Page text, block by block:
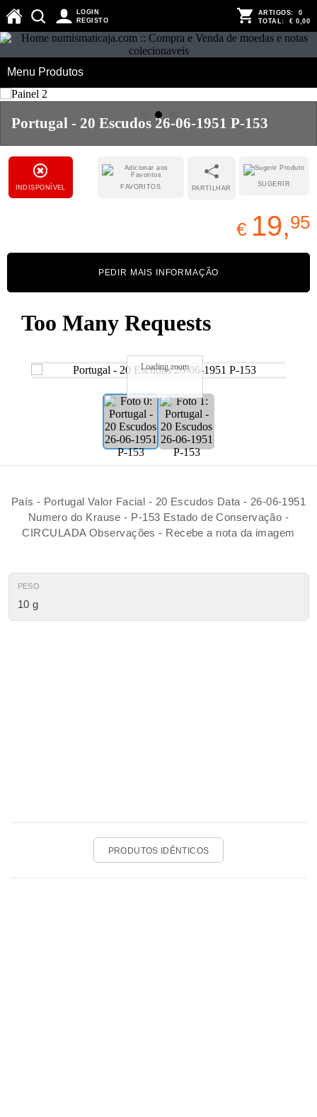
LOGIN
REGISTO
ARTIGOS: 0
TOTAL: € 0,00
Menu Produtos
Portugal - 20 Escudos 26-06-1951 P-153
INDISPONÍVEL SUGERIR
PARTILHAR
FAVORITOS
€ 19,95
PEDIR MAIS INFORMAÇÃO
Loading zoom
País - Portugal Valor Facial - 20 Escudos Data - 26-06-1951
Numero do Krause - P-153 Estado de Conservação -
CIRCULADA Observações - Recebe a nota da imagem
PESO
10 g
PRODUTOS IDÊNTICOS